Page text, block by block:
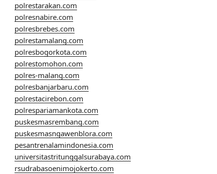
polrestarakan.com
polresnabire.com
polresbrebes.com
polrestamalang.com
polresbogorkota.com
polrestomohon.com
polres-malang.com
polresbanjarbaru.com
polrestacirebon.com
polrespariamankota.com
puskesmasrembang.com
puskesmasngawenblora.com
pesantrenalamindonesia.com
universitastritunggalsurabaya.com
rsudrabasoenimojokerto.com